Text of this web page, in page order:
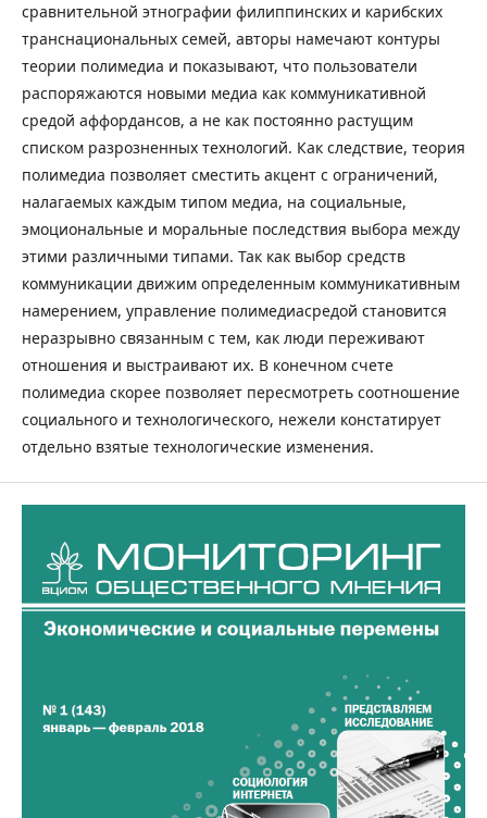
сравнительной этнографии филиппинских и карибских
транснациональных семей, авторы намечают контуры
теории полимедиа и показывают, что пользователи
распоряжаются новыми медиа как коммуникативной
средой аффордансов, а не как постоянно растущим
списком разрозненных технологий. Как следствие, теория
полимедиа позволяет сместить акцент с ограничений,
налагаемых каждым типом медиа, на социальные,
эмоциональные и моральные последствия выбора между
этими различными типами. Так как выбор средств
коммуникации движим определенным коммуникативным
намерением, управление полимедиасредой становится
неразрывно связанным с тем, как люди переживают
отношения и выстраивают их. В конечном счете
полимедиа скорее позволяет пересмотреть соотношение
социального и технологического, нежели констатирует
отдельно взятые технологические изменения.